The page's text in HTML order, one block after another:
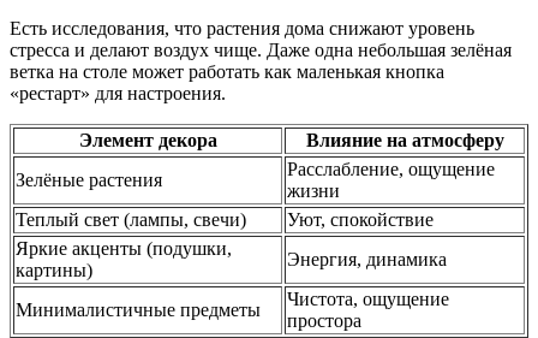
Есть исследования, что растения дома снижают уровень
стресса и делают воздух чище. Даже одна небольшая зелёная
ветка на столе может работать как маленькая кнопка
«рестарт» для настроения.
Элемент декора
Влияние на атмосферу
Зелёные растения
Расслабление, ощущение
жизни
Теплый свет (лампы, свечи)
Уют, спокойствие
Яркие акценты (подушки,
картины)
Энергия, динамика
Минималистичные предметы
Чистота, ощущение
простора